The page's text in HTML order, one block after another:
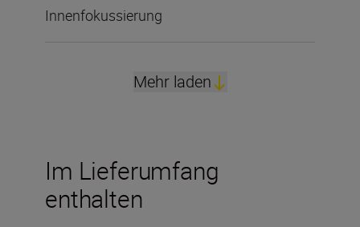
Innenfokussierung
Mehr laden
Im Lieferumfang
enthalten